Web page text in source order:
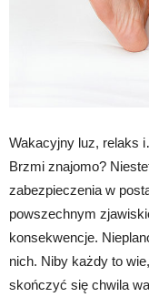
Wakacyjny luz, relaks
Brzmi znajomo?
zabezpieczenia w
powszechnym
konsekwencje.
nich. Niby każdy to
skończyć się chwila